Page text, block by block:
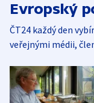
Evropský
ČT24 každý den
veřejnými médii,